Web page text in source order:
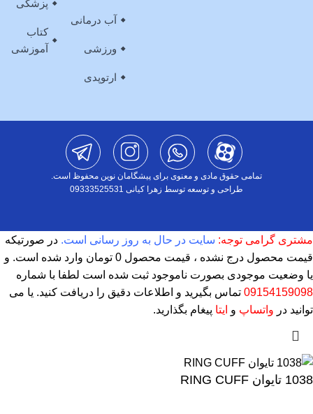
آب درمانی
ورزشی
ارتوپدی
پزشکی
کتاب
آموزشی
تمامی حقوق مادی و معنوی برای پیشگامان نوین محفوظ است.
طراحی و توسعه توسط زهرا کیانی 09333525531
مشتری گرامی توجه: سایت در حال به روز رسانی است. در صورتیکه
قیمت محصول درج نشده ، قیمت محصول 0 تومان وارد شده است. و
یا وضعیت موجودی بصورت ناموجود ثبت شده است لطفا با شماره
09154159098 تماس بگیرید و اطلاعات دقیق را دریافت کنید. یا می
توانید در واتساپ و ایتا پیغام بگذارید.
1038 تایوان RING CUFF